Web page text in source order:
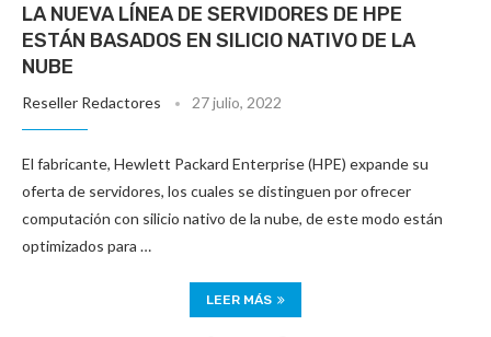
LA NUEVA LÍNEA DE SERVIDORES DE HPE
ESTÁN BASADOS EN SILICIO NATIVO DE LA
NUBE
Reseller Redactores 27 julio, 2022
El fabricante, Hewlett Packard Enterprise (HPE) expande su
oferta de servidores, los cuales se distinguen por ofrecer
computación con silicio nativo de la nube, de este modo están
optimizados para …
LEER MÁS